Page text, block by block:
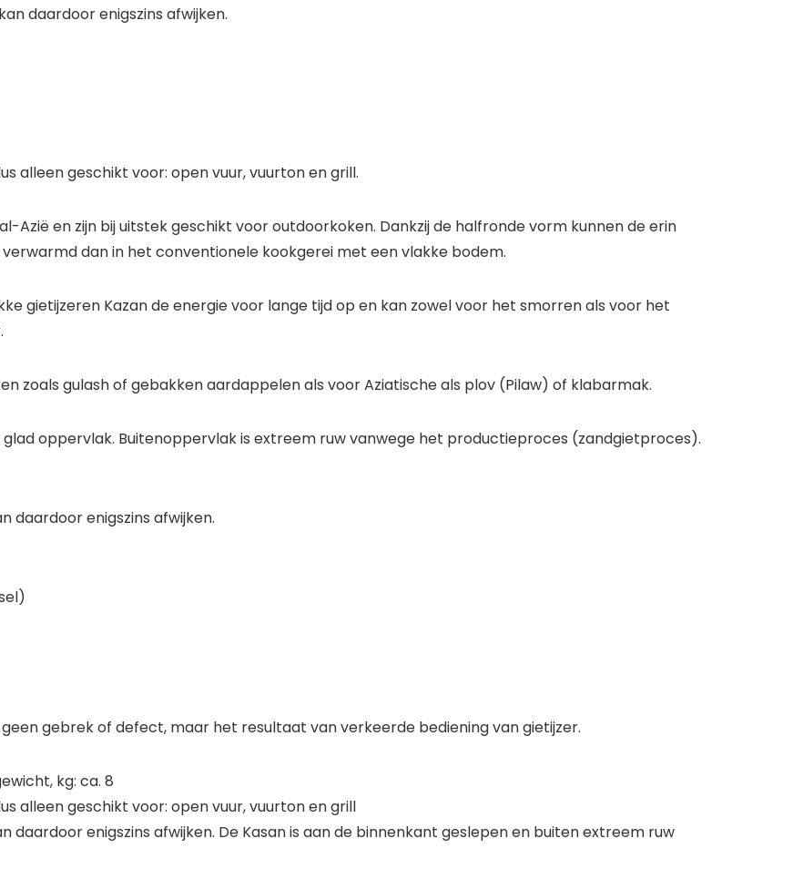
daardoor enigszins afwijken.
alleen geschikt voor: open vuur, vuurton en grill.
Azië en zijn bij uitstek geschikt voor outdoorkoken. Dankzij de halfronde vorm kunnen de erin
dan in het conventionele kookgerei met een vlakke bodem.
gietijzeren Kazan de energie voor lange tijd op en kan zowel voor het smorren als voor het
zoals gulash of gebakken aardappelen als voor Aziatische als plov (Pilaw) of klabarmak.
glad oppervlak. Buitenoppervlak is extreem ruw vanwege het productieproces (zandgietproces).
daardoor enigszins afwijken.
gebrek of defect, maar het resultaat van verkeerde bediening van gietijzer.
kg: ca. 8
alleen geschikt voor: open vuur, vuurton en grill
daardoor enigszins afwijken. De Kasan is aan de binnenkant geslepen en buiten extreem ruw